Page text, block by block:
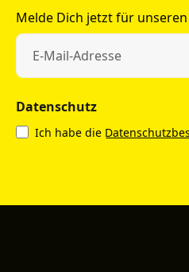
Melde Dich jetzt für
Datenschutz
Ich habe die